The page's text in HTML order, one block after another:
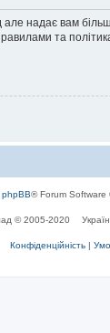
надає вам
та
phpBB® Forum Software
© 2005-2020
Конфіденційність |